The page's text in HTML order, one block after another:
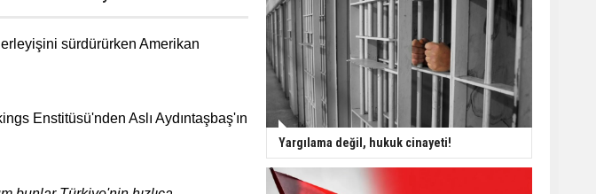
sürdürürken Amerikan
Enstitüsü'nden Aslı Aydıntaşbaş'ın
Yargılama değil, hukuk cinayeti!